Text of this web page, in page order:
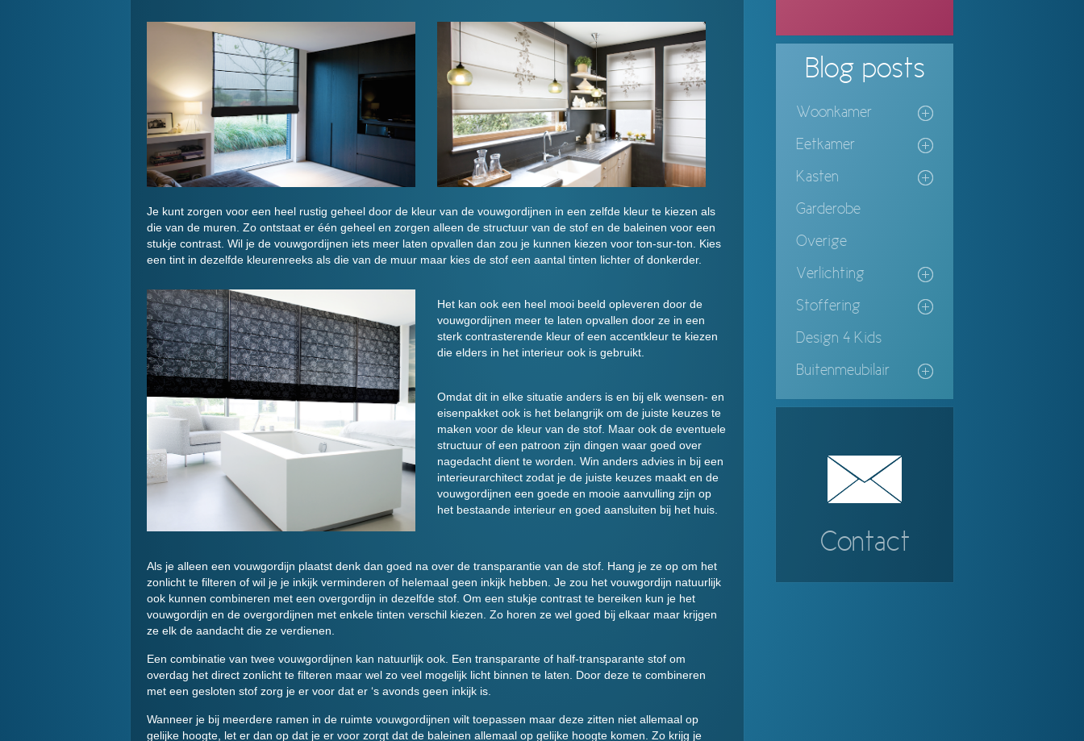
Je kunt zorgen voor een heel rustig geheel door de kleur van de vouwgordijnen in een zelfde kleur te kiezen als
die van de muren. Zo ontstaat er één geheel en zorgen alleen de structuur van de stof en de baleinen voor een
stukje contrast. Wil je de vouwgordijnen iets meer laten opvallen dan zou je kunnen kiezen voor ton-sur-ton. Kies
een tint in dezelfde kleurenreeks als die van de muur maar kies de stof een aantal tinten lichter of donkerder.
Het kan ook een heel mooi beeld opleveren door de
vouwgordijnen meer te laten opvallen door ze in een
sterk contrasterende kleur of een accentkleur te kiezen
die elders in het interieur ook is gebruikt.
Omdat dit in elke situatie anders is en bij elk wensen- en
eisenpakket ook is het belangrijk om de juiste keuzes te
maken voor de kleur van de stof. Maar ook de eventuele
structuur of een patroon zijn dingen waar goed over
nagedacht dient te worden. Win anders advies in bij een
interieurarchitect zodat je de juiste keuzes maakt en de
vouwgordijnen een goede en mooie aanvulling zijn op
het bestaande interieur en goed aansluiten bij het huis.
Als je alleen een vouwgordijn plaatst denk dan goed na over de transparantie van de stof. Hang je ze op om het
zonlicht te filteren of wil je je inkijk verminderen of helemaal geen inkijk hebben. Je zou het vouwgordijn natuurlijk
ook kunnen combineren met een overgordijn in dezelfde stof. Om een stukje contrast te bereiken kun je het
vouwgordijn en de overgordijnen met enkele tinten verschil kiezen. Zo horen ze wel goed bij elkaar maar krijgen
ze elk de aandacht die ze verdienen.
Een combinatie van twee vouwgordijnen kan natuurlijk ook. Een transparante of half-transparante stof om
overdag het direct zonlicht te filteren maar wel zo veel mogelijk licht binnen te laten. Door deze te combineren
met een gesloten stof zorg je er voor dat er ‘s avonds geen inkijk is.
Wanneer je bij meerdere ramen in de ruimte vouwgordijnen wilt toepassen maar deze zitten niet allemaal op
gelijke hoogte, let er dan op dat je er voor zorgt dat de baleinen allemaal op gelijke hoogte komen. Zo krijg je
Blog posts
Woonkamer
Eetkamer
Kasten
Garderobe
Overige
Verlichting
Stoffering
Design 4 Kids
Buitenmeubilair
Contact